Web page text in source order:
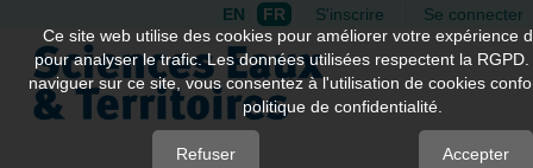
Quick
jump
page
EN FR S'inscrire Se connecter
Ce site web utilise des cookies pour améliorer votre expérience
pour analyser le trafic. Les données utilisées respectent la
naviguer sur ce site, vous consentez à l'utilisation de cookies
politique de confidentialité.
Refuser Accepter